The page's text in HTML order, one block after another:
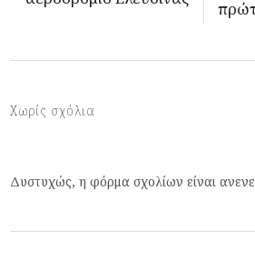
Χωρίς σχόλια
Δυστυχώς, η φόρμα σχολίων είναι